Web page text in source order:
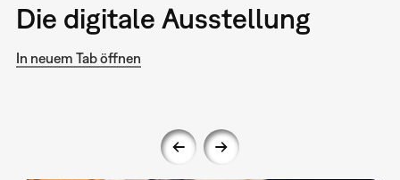
Die digitale Ausstellung
In neuem Tab öffnen